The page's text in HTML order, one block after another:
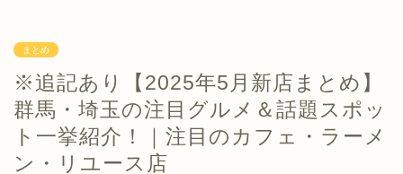
まとめ
※追記あり【2025年5月新店まとめ】
群馬・埼玉の注目グルメ＆話題スポッ
ト一挙紹介！｜注目のカフェ・ラーメ
ン・リユース店